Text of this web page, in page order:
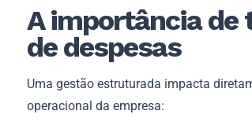
A importância de
de despesas
Uma gestão estruturada impacta
operacional da empresa: